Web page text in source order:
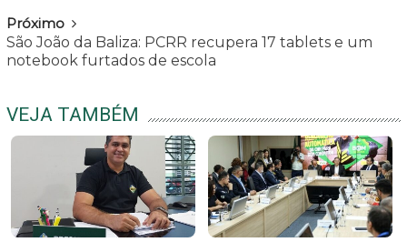
Próximo
São João da Baliza: PCRR recupera 17 tablets e um
notebook furtados de escola
VEJA TAMBÉM